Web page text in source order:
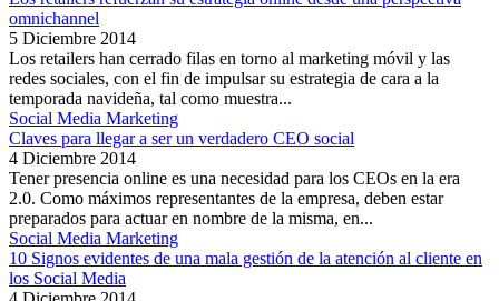
omnichannel
5 Diciembre 2014
Los retailers han cerrado filas en torno al marketing móvil y las
redes sociales, con el fin de impulsar su estrategia de cara a la
temporada navideña, tal como muestra...
Social Media Marketing
Claves para llegar a ser un verdadero CEO social
4 Diciembre 2014
Tener presencia online es una necesidad para los CEOs en la era
2.0. Como máximos representantes de la empresa, deben estar
preparados para actuar en nombre de la misma, en...
Social Media Marketing
10 Signos evidentes de una mala gestión de la atención al cliente en
los Social Media